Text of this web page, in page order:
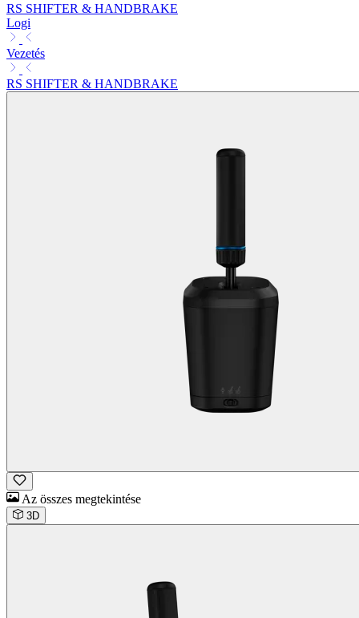
RS SHIFTER & HANDBRAKE
Logi
Vezetés
RS SHIFTER & HANDBRAKE
Az összes megtekintése
3D